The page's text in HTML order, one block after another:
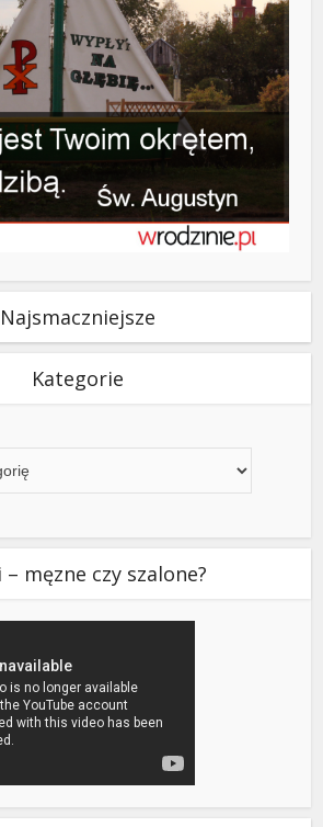
Najsmaczniejsze
Kategorie
męzne czy szalone?